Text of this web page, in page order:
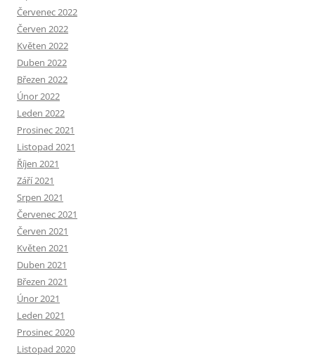
Červenec 2022
Červen 2022
Květen 2022
Duben 2022
Březen 2022
Únor 2022
Leden 2022
Prosinec 2021
Listopad 2021
Říjen 2021
Září 2021
Srpen 2021
Červenec 2021
Červen 2021
Květen 2021
Duben 2021
Březen 2021
Únor 2021
Leden 2021
Prosinec 2020
Listopad 2020